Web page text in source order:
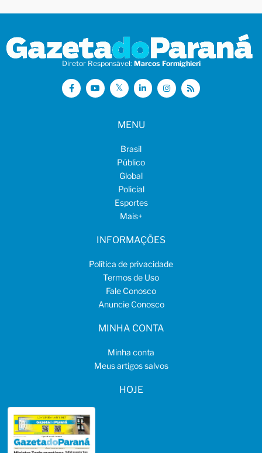
Diretor Responsável: Marcos Formighieri
MENU
Brasil
Público
Global
Policial
Esportes
Mais+
INFORMAÇÕES
Política de privacidade
Termos de Uso
Fale Conosco
Anuncie Conosco
MINHA CONTA
Minha conta
Meus artigos salvos
HOJE